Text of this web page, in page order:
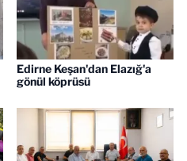
Edirne Keşan'dan Elazığ'a
gönül köprüsü